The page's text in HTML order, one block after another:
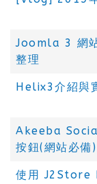
Joomla 3 網
整理
Helix3介紹與
Akeeba
按鈕(網站必備)
使用 J2Store